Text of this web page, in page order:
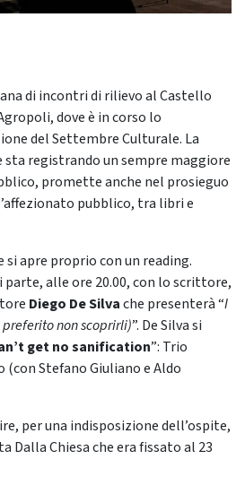
di incontri di rilievo al Castello
dove è in corso lo
del Settembre Culturale. La
registrando un sempre maggiore
promette anche nel prosieguo
pubblico, tra libri e
apre proprio con un reading.
alle ore 20.00, con lo scrittore,
Diego De Silvache presenterà “I
non scoprirli)”. De Silva si
get no sanification”: Trio
Stefano Giuliano e Aldo
per una indisposizione dell’ospite,
Dalla Chiesa che era fissato al 23